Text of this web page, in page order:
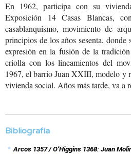
En 1962, participa con su
Exposición 14 Casas Blancas,
casablanquismo, movimiento de
principios de los años sesenta, donde
expresión en la fusión de la tradición
criolla con los lineamientos del
1967, el barrio Juan XXIII, modelo y
vivienda social. Añosmás tarde, va a
Bibliografía
Arcos 1357 / O’Higgins 1368: Juan